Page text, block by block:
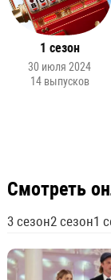
1 сезон
30 июля 2024
14 выпусков
Смотреть
3 сезон2 сезон1